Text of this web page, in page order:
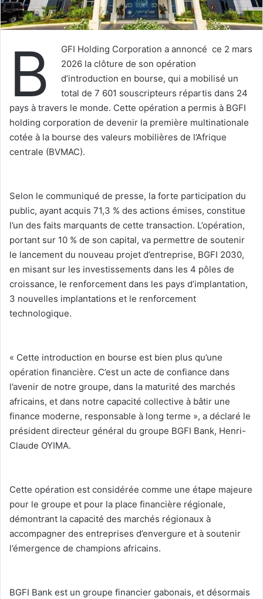
B
GFI Holding Corporation a annoncé ce 2 mars
2026 la clôture de son opération
d’introduction en bourse, qui a mobilisé un
total de 7 601 souscripteurs répartis dans 24
pays à travers le monde. Cette opération a permis à BGFI
holding corporation de devenir la première multinationale
cotée à la bourse des valeurs mobilières de l’Afrique
centrale (BVMAC).
‎Selon le communiqué de presse, la forte participation du
public, ayant acquis 71,3 % des actions émises, constitue
l’un des faits marquants de cette transaction. L’opération,
portant sur 10 % de son capital, va permettre de soutenir
le lancement du nouveau projet d’entreprise, BGFI 2030,
en misant sur les investissements dans les 4 pôles de
croissance, le renforcement dans les pays d’implantation,
3 nouvelles implantations et le renforcement
technologique.
‎« Cette introduction en bourse est bien plus qu’une
opération financière. C’est un acte de confiance dans
l’avenir de notre groupe, dans la maturité des marchés
africains, et dans notre capacité collective à bâtir une
finance moderne, responsable à long terme », a déclaré le
président directeur général du groupe BGFI Bank, Henri-
Claude OYIMA.
‎Cette opération est considérée comme une étape majeure
pour le groupe et pour la place financière régionale,
démontrant la capacité des marchés régionaux à
accompagner des entreprises d’envergure et à soutenir
l’émergence de champions africains.
‎BGFI Bank est un groupe financier gabonais, et désormais